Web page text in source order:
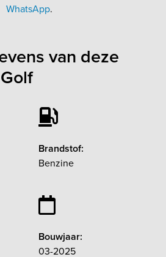
WhatsApp.
van deze
Brandstof:
Benzine
Bouwjaar:
03-2025